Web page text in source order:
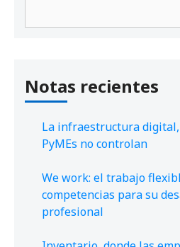
Notas recientes
La infraestructura
PyMEs no controlan
We work: el trabajo
competencias para su
profesional